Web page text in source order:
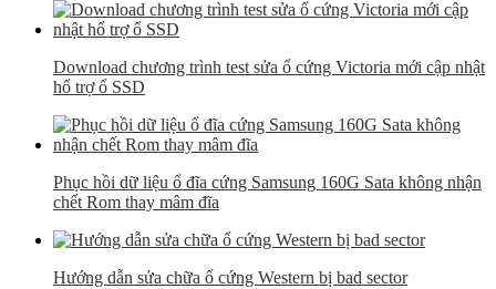
Download chương trình test sửa ổ cứng Victoria mới cập nhật
hổ trợ ổ SSD
Phục hồi dữ liệu ổ đĩa cứng Samsung 160G Sata không nhận
chết Rom thay mâm đĩa
Hướng dẫn sửa chữa ổ cứng Western bị bad sector